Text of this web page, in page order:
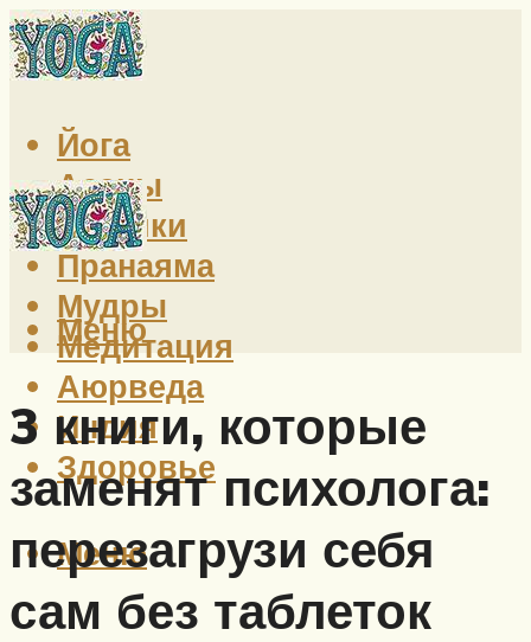
Йога
Асаны
Техники
Пранаяма
Мудры
Медитация
Аюрведа
Индия
Здоровье
Меню
Меню
3 книги, которые
заменят психолога:
перезагрузи себя
сам без таблеток